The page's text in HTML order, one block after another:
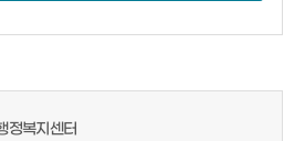
정복지센터